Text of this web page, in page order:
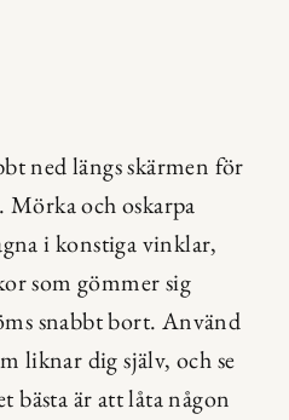
ned längs skärmen för
och oskarpa
i konstiga vinklar,
som gömmer sig
snabbt bort. Använd
liknar dig själv, och se
bästa är att låta någon